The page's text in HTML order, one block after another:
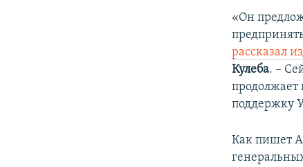
«Он
рассказал
Кулеба. –
продолжает
поддержку
Как пишет